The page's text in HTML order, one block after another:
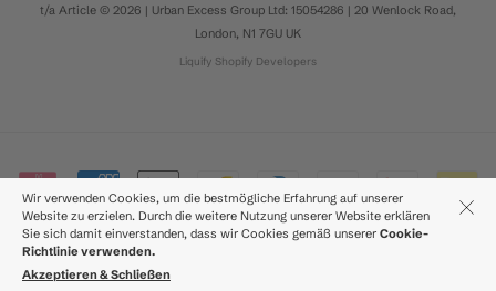
t/a Article © 2026 | Urban Excess Group Ltd: 15054286 | 20 Wenlock Road,
London, N1 7GU UK
Liquify Shopify Developers
Wir verwenden Cookies, um die bestmögliche Erfahrung auf unserer
Website zu erzielen. Durch die weitere Nutzung unserer Website erklären
Sie sich damit einverstanden, dass wir Cookies gemäß unserer Cookie-
Richtlinie verwenden.
Akzeptieren & Schließen